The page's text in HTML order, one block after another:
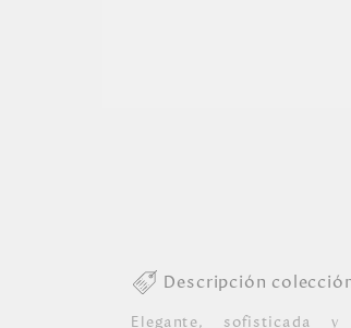
Descripción
Elegante, sofisticada